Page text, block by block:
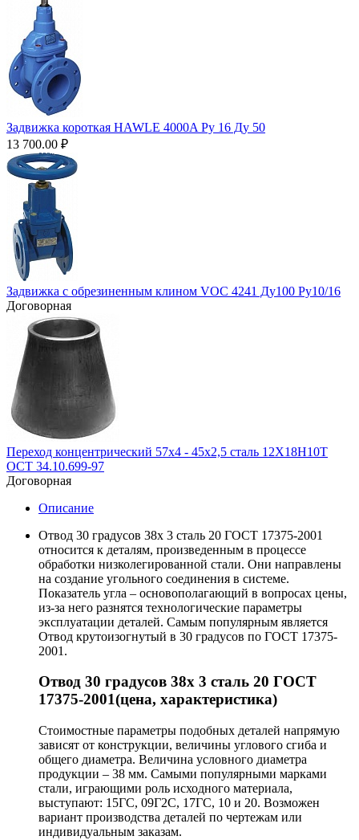
Задвижка короткая HAWLE 4000A Ру 16 Ду 50
13 700.00 ₽
Задвижка с обрезиненным клином VOC 4241 Ду100 Ру10/16
Договорная
Переход концентрический 57х4 - 45х2,5 сталь 12Х18Н10Т
ОСТ 34.10.699-97
Договорная
Описание
Отвод 30 градусов 38х 3 сталь 20 ГОСТ 17375-2001
относится к деталям, произведенным в процессе
обработки низколегированной стали. Они направлены
на создание угольного соединения в системе.
Показатель угла – основополагающий в вопросах цены,
из-за него разнятся технологические параметры
эксплуатации деталей. Самым популярным является
Отвод крутоизогнутый в 30 градусов по ГОСТ 17375-
2001.
Отвод 30 градусов 38х 3 сталь 20 ГОСТ
17375-2001(цена, характеристика)
Стоимостные параметры подобных деталей напрямую
зависят от конструкции, величины углового сгиба и
общего диаметра. Величина условного диаметра
продукции – 38 мм. Самыми популярными марками
стали, играющими роль исходного материала,
выступают: 15ГС, 09Г2С, 17ГС, 10 и 20. Возможен
вариант производства деталей по чертежам или
индивидуальным заказам.